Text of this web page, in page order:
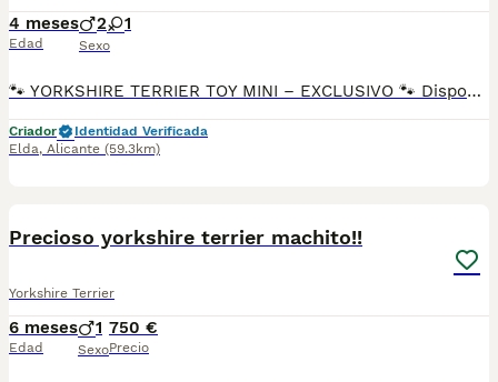
4 meses
Edad
2 1
Sexo
🐾 YORKSHIRE TERRIER TOY MINI – EXCLUSIVO 🐾 Disponible precioso ejemplar de Yorkshire Terrier Toy Mini, de tamaño realmente reducido, con rasgos finos, cabeza tipo muñeca y estructura compacta. Un cachorro único, ideal para quien busca calidad y exclusividad. ✨ Características destacadas: • Tamaño Toy Mini real • Pelo sedoso, abundante y de alta calidad • Carita redonda tipo “baby face” • Excelente carácter: cariñoso, sociable y equilibrado • Criado en ambiente familiar, con máxima atención y cuidados 🏥 Se entrega con: • Revisión veterinaria completa • Vacunas al día según edad • Desparasitado interna y externamente • Microchip • Cartilla sanitaria • Opción de pedigree 💎 Garantía de salud y pureza Trabajamos con ejemplares seleccionados, cuidando genética, salud y morfología. 🚗 Entrega: Posibilidad de entrega en mano o envío a toda España con total seguridad y garantía. ⚠️ Importante: Ejemplar exclusivo – solo disponible uno. No es un cachorro más, es para personas que buscan algo especial. 📲 Contacto directo para más información, fotos y vídeos.
Criador
Identidad Verificada
Elda, Alicante (59.3km)
Precioso yorkshire terrier machito!!
Yorkshire Terrier
6 meses
Edad
1
Sexo
750 €
Precio